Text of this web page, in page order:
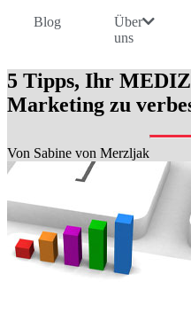
Blog
Über
uns
5 Tipps, Ihr
Marketing zu
Von Sabine von Merzljak